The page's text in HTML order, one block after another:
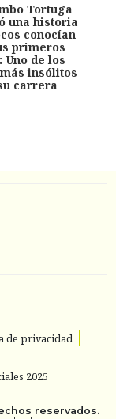
Tortuga
una historia
conocían
primeros
Uno de los
insólitos
carrera
de privacidad
2025
reservados.